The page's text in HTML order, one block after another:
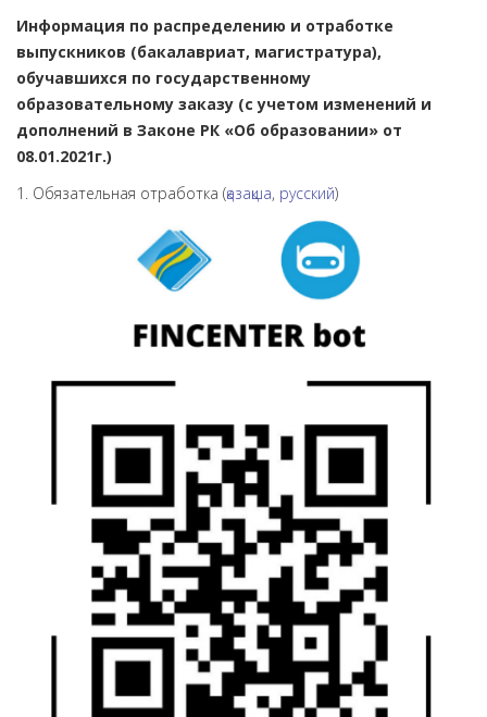
Информация по распределению и отработке
выпускников (бакалавриат, магистратура),
обучавшихся по государственному
образовательному заказу (с учетом изменений и
дополнений в Законе РК «Об образовании» от
08.01.2021г.)
1. Обязательная отработка (қазақша, русский)